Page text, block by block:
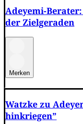
Adeyemi-
der Zielgeraden
Merken
Watzke zu
hinkriegen”